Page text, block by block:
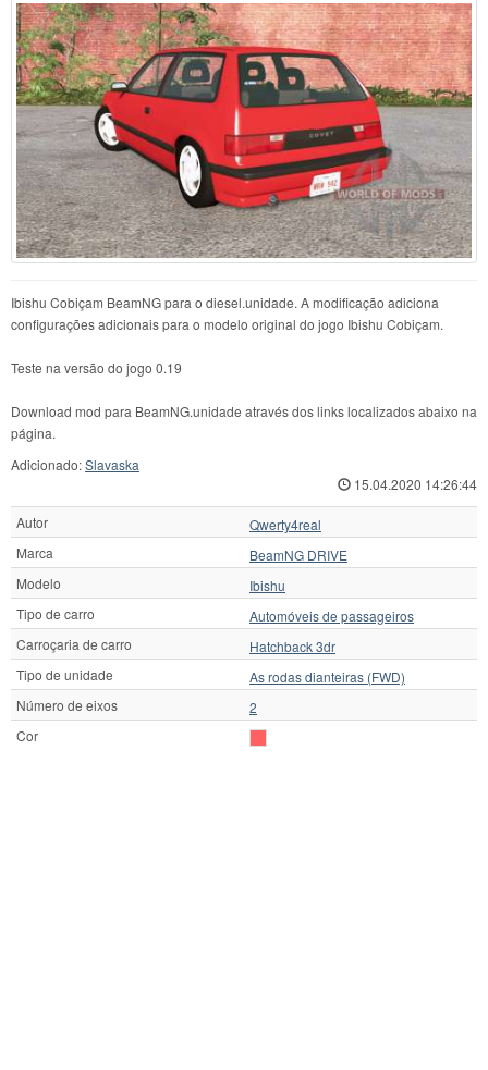
Ibishu Cobiçam BeamNG para o diesel.unidade. A modificação adiciona
configurações adicionais para o modelo original do jogo Ibishu Cobiçam.
Teste na versão do jogo 0.19
Download mod para BeamNG.unidade através dos links localizados abaixo na
página.
Adicionado:Slavaska
15.04.2020 14:26:44
Autor
Qwerty4real
Marca
BeamNG DRIVE
Modelo
Ibishu
Tipo de carro
Automóveis de passageiros
Carroçaria de carro
Hatchback 3dr
Tipo de unidade
As rodas dianteiras (FWD)
Número de eixos
2
Cor